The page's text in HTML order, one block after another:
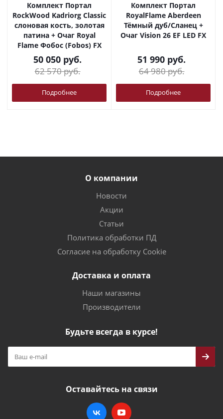
Комплект Портал
RockWood Kadriorg Classic
слоновая кость, золотая
патина + Очаг Royal
Flame Фобос (Fobos) FX
50 050 руб.
62 570руб.
Подробнее
Комплект Портал
RoyalFlame Aberdeen
Тёмный дуб/Сланец +
Очаг Vision 26 EF LED FX
51 990 руб.
64 980руб.
Подробнее
О компании
Новости
Акции
Статьи
Политика обработки ПД
Согласие на обработку Cookie
Доставка и оплата
Наши магазины
Производители
Будьте всегда в курсе!
Оставайтесь на связи